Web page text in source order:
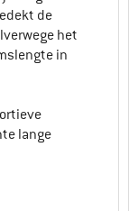
de
het
in
lange